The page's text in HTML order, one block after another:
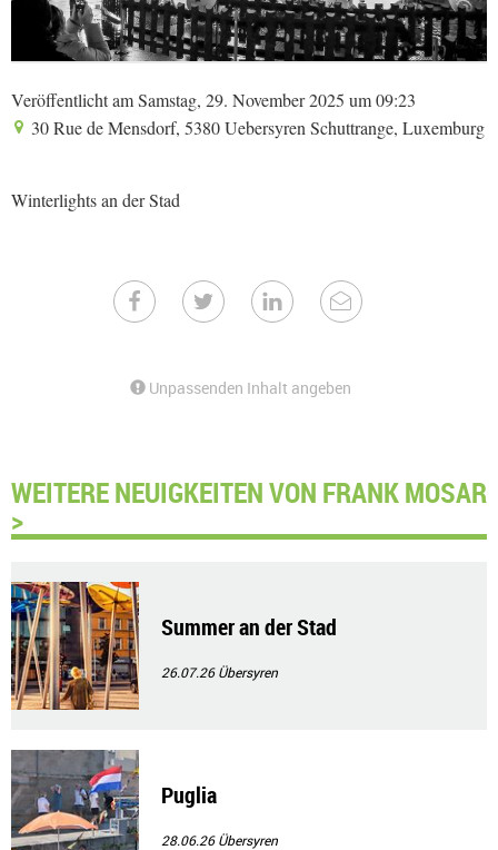
Veröffentlicht am Samstag, 29. November 2025 um 09:23
30 Rue de Mensdorf, 5380 Uebersyren Schuttrange, Luxemburg
Winterlights an der Stad
Unpassenden Inhalt angeben
WEITERE NEUIGKEITEN VON FRANK MOSAR
>
Summer an der Stad
26.07.26Übersyren
Puglia
28.06.26Übersyren